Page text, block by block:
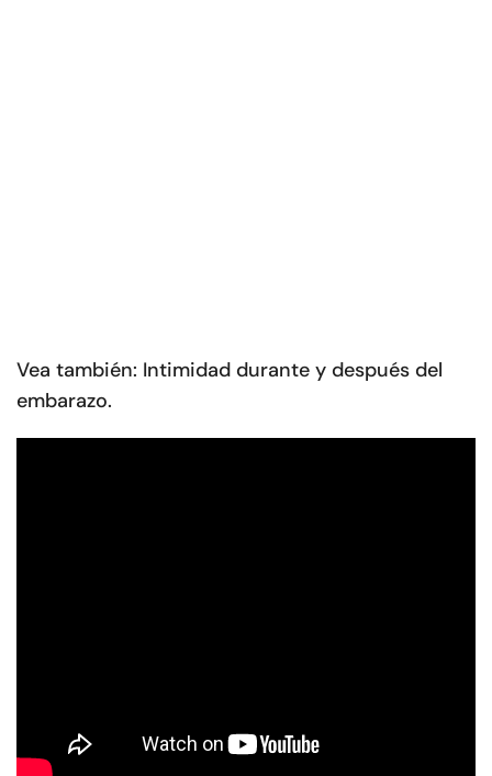
Vea también: Intimidad durante y después del
embarazo.